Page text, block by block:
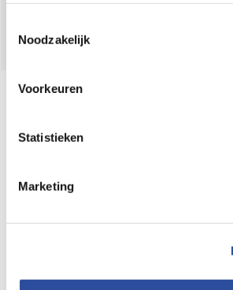
en de bewaartermijnen per categorie.
gegevensverwerking staat in de
Noodzakelijk
Voorkeuren
Statistieken
Marketing
Online aanbieder medicijnen
webshop mag verkopen.
⁠Verantwoorde zorg, ⁠ook online.